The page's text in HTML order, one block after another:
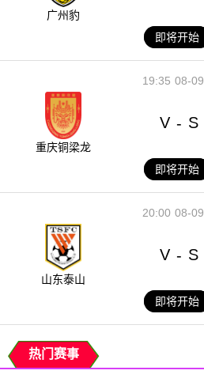
广州豹
即将开始
08-09
19:35
重庆铜梁龙
V - S
即将开始
08-09
20:00
山东泰山
V - S
即将开始
热门赛事